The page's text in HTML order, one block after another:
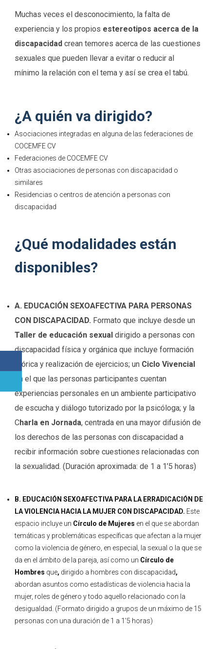
Muchas veces el desconocimiento, la falta de
experiencia y los propios estereotipos acerca de la
discapacidad crean temores acerca de las cuestiones
sexuales que pueden llevar a evitar o reducir al
mínimo la relación con el tema y así se crea el tabú.
¿A quién va dirigido?
Asociaciones integradas en alguna de las federaciones de
COCEMFE CV
Federaciones de COCEMFE CV
Otras asociaciones de personas con discapacidad o
similares
Residencias o centros de atención a personas con
discapacidad
¿Qué modalidades están
disponibles?
A. EDUCACIÓN SEXOAFECTIVA PARA PERSONAS
CON DISCAPACIDAD. Formato que incluye desde un
Taller de educación sexual dirigido a personas con
discapacidad física y orgánica que incluye formación
teórica y realización de ejercicios; un Ciclo Vivencial
en el que las personas participantes cuentan
experiencias personales en un ambiente participativo
de escucha y diálogo tutorizado por la psicóloga; y la
Charla en Jornada, centrada en una mayor difusión de
los derechos de las personas con discapacidad a
recibir información sobre cuestiones relacionadas con
la sexualidad. (Duración aproximada: de 1 a 1’5 horas)
B. EDUCACIÓN SEXOAFECTIVA PARA LA ERRADICACIÓN DE
LA VIOLENCIA HACIA LA MUJER CON DISCAPACIDAD. Este
espacio incluye un Círculo de Mujeres en el que se abordan
temáticas y problemáticas específicas que afectan a la mujer
como la violencia de género, en especial, la sexual o la que se
da en el ámbito de la pareja, así como un Círculo de
Hombres que, dirigido a hombres con discapacidad,
abordan asuntos como estadísticas de violencia hacia la
mujer, roles de género y todo aquello relacionado con la
desigualdad. (Formato dirigido a grupos de un máximo de 15
personas con una duración de 1 a 1’5 horas)